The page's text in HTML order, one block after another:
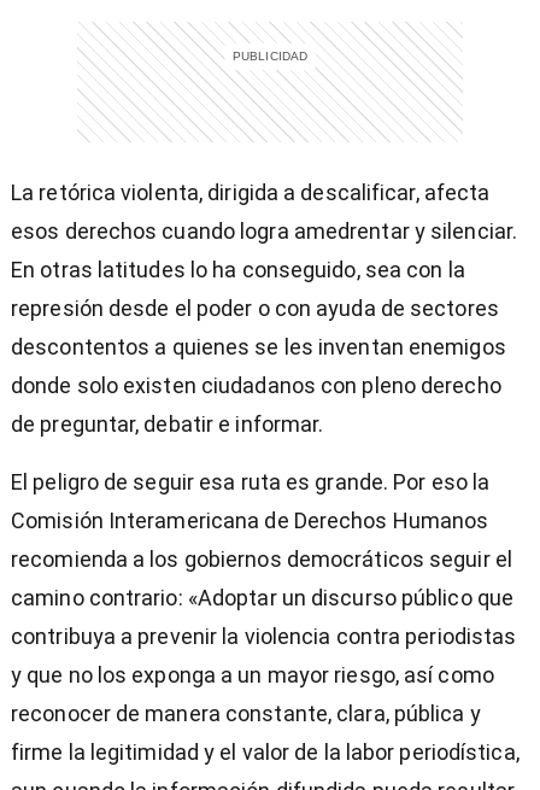
La retórica violenta, dirigida a descalificar, afecta
esos derechos cuando logra amedrentar y silenciar.
En otras latitudes lo ha conseguido, sea con la
represión desde el poder o con ayuda de sectores
descontentos a quienes se les inventan enemigos
donde solo existen ciudadanos con pleno derecho
de preguntar, debatir e informar.
El peligro de seguir esa ruta es grande. Por eso la
Comisión Interamericana de Derechos Humanos
recomienda a los gobiernos democráticos seguir el
camino contrario: «Adoptar un discurso público que
contribuya a prevenir la violencia contra periodistas
y que no los exponga a un mayor riesgo, así como
reconocer de manera constante, clara, pública y
firme la legitimidad y el valor de la labor periodística,